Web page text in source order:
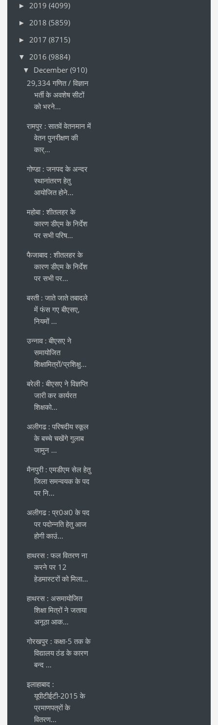
► 2019 (4099)
► 2018 (5859)
► 2017 (8715)
▼ 2016 (9884)
▼ December (910)
29,334 गणित / विज्ञान
भर्ती के अवशेष सीटों
को भरने...
रामपुर : सातवें वेतनमान में
वेतन पुनरीक्षण की
कार्...
गोण्डा : जनपद के अन्दर
स्थानांतरण हेतु
आयोजित होने...
महोबा : शीतलहर के
कारण डीएम के निर्देश
पर सभी परिष...
फैजाबाद : शीतलहर के
कारण डीएम के निर्देश
पर सभी पर...
बस्ती : जाते जाते तबादले
में फंस गए बीएसए,
नियमों ...
उन्नाव : बीएसए ने
समायोजित
शिक्षामित्रों/प्रशिक्षु...
बरेली : बीएसए ने विज्ञप्ति
जारी कर कार्यरत
शिक्षको...
अलीगढ : परिषदीय स्कूल
के बच्चे चखेंगे गुलाब
जामुन ...
मैनपुरी : एमडीएम सेल हेतु
जिला समन्वयक के पद
पर नि...
अलीगढ : प्र0अ0 के पद
पर पदोन्नति हेतु आज
होगी काउं...
हाथरस : फल वितरण ना
करने पर 12
हेडमास्टरों को मिला...
हाथरस : असमायोजित
शिक्षा मित्रों ने जताया
अनूठा आक...
गोरखपुर : कक्षा-5 तक के
विद्यालय ठंड के कारण
बन्द ...
इलाहाबाद :
यूपीटीईटी-2015 के
प्रमाणपत्रों के
वितरण...